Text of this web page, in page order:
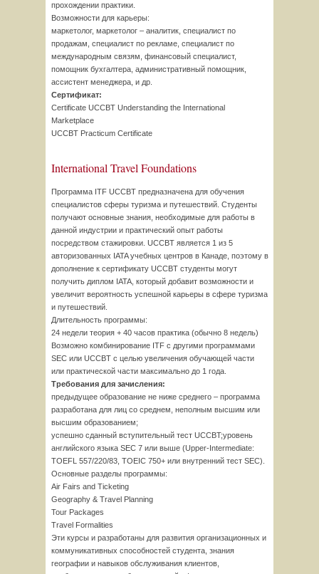
прохождении практики.
Возможности для карьеры:
маркетолог, маркетолог – аналитик, специалист по
продажам, специалист по рекламе, специалист по
международным связям, финансовый специалист,
помощник бухгалтера, административный помощник,
ассистент менеджера, и др.
Сертификат:
Certificate UCCBT Understanding the International
Marketplace
UCCBT Practicum Certificate
International Travel Foundations
Программа ITF UCCBT предназначена для обучения
специалистов сферы туризма и путешествий. Студенты
получают основные знания, необходимые для работы в
данной индустрии и практический опыт работы
посредством стажировки. UCCBT является 1 из 5
авторизованных IATA учебных центров в Канаде, поэтому в
дополнение к сертификату UCCBT студенты могут
получить диплом IATA, который добавит возможности и
увеличит вероятность успешной карьеры в сфере туризма
и путешествий.
Длительность программы:
24 недели теория + 40 часов практика (обычно 8 недель)
Возможно комбинирование ITF с другими программами
SEC или UCCBT с целью увеличения обучающей части
или практической части максимально до 1 года.
Требования для зачисления:
предыдущее образование не ниже среднего – программа
разработана для лиц со среднем, неполным высшим или
высшим образованием;
успешно сданный вступительный тест UCCBT;уровень
английского языка SEC 7 или выше (Upper-Intermediate:
TOEFL 557/220/83, TOEIC 750+ или внутренний тест SEC).
Основные разделы программы:
Air Fairs and Ticketing
Geography & Travel Planning
Tour Packages
Travel Formalities
Эти курсы и разработаны для развития организационных и
коммуникативных способностей студента, знания
географии и навыков обслуживания клиентов,